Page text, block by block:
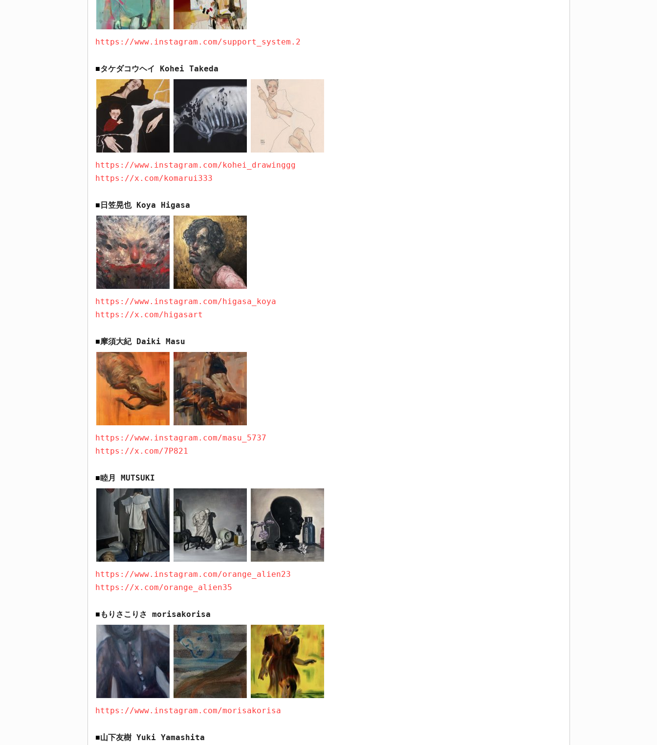
https://www.instagram.com/support_system.2
■タケダコウヘイ Kohei Takeda
https://www.instagram.com/kohei_drawinggg
https://x.com/komarui333
■ 日笠晃也 Koya Higasa
https://www.instagram.com/higasa_koya
https://x.com/higasart
■摩須大紀 Daiki Masu
https://www.instagram.com/masu_5737
https://x.com/7P821
■睦月 MUTSUKI
https://www.instagram.com/orange_alien23
https://x.com/orange_alien35
■ もりさこりさ morisakorisa
https://www.instagram.com/morisakorisa
■山下友樹 Yuki Yamashita